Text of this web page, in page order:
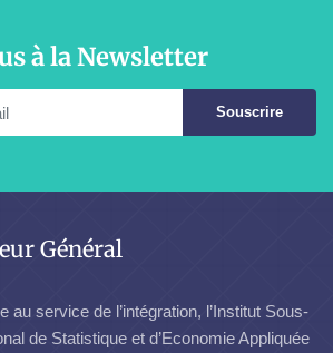
à la Newsletter
Souscrire
Général
au service de l’intégration, l’Institut Sous-
de Statistique et d’Economie Appliquée